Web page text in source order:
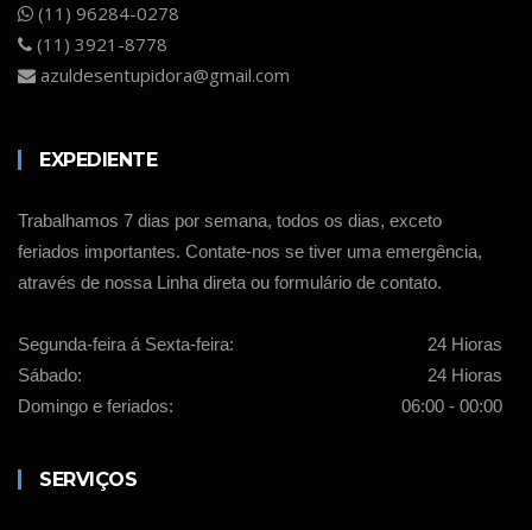
(11) 96284-0278
(11) 3921-8778
azuldesentupidora@gmail.com
EXPEDIENTE
Trabalhamos 7 dias por semana, todos os dias, exceto
feriados importantes. Contate-nos se tiver uma emergência,
através de nossa Linha direta ou formulário de contato.
Segunda-feira á Sexta-feira:
24 Hioras
Sábado:
24 Hioras
Domingo e feriados:
06:00 - 00:00
SERVIÇOS